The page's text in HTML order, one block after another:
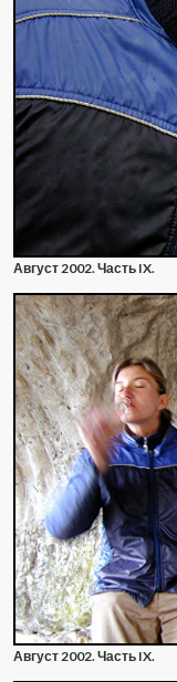
Август 2002. Часть IX.
Август 2002. Часть IX.